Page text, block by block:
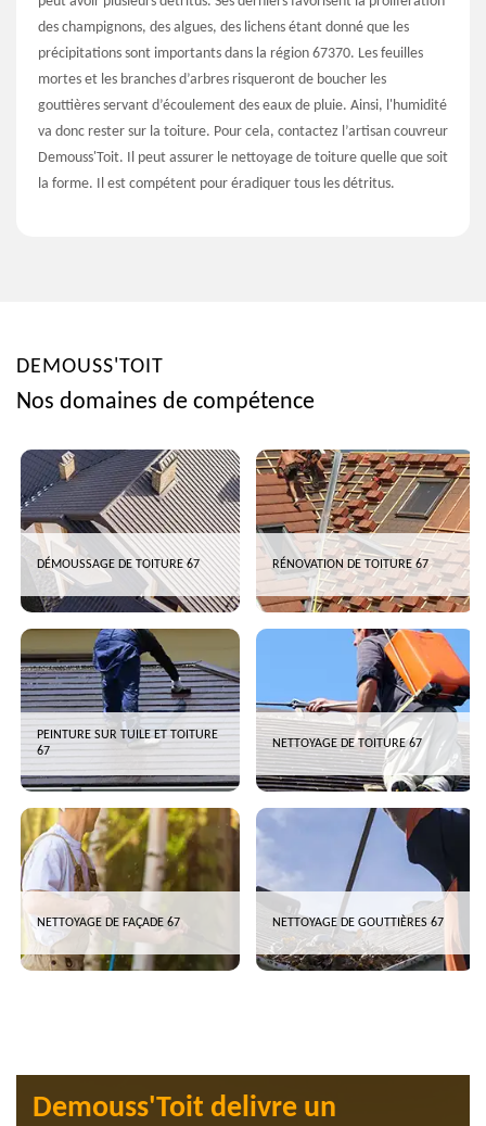
des champignons, des algues, des lichens étant donné que les
précipitations sont importants dans la région 67370. Les feuilles
mortes et les branches d’arbres risqueront de boucher les
gouttières servant d’écoulement des eaux de pluie. Ainsi, l'humidité
va donc rester sur la toiture. Pour cela, contactez l’artisan couvreur
Demouss'Toit. Il peut assurer le nettoyage de toiture quelle que soit
la forme. Il est compétent pour éradiquer tous les détritus.
DEMOUSS'TOIT
Nos domaines de compétence
DÉMOUSSAGE DE TOITURE 67 RÉNOVATION DE TOITURE 67
PEINTURE SUR TUILE ET TOITURE
67
NETTOYAGE DE TOITURE 67
NETTOYAGE DE FAÇADE 67 NETTOYAGE DE GOUTTIÈRES 67
Demouss'Toit delivre un